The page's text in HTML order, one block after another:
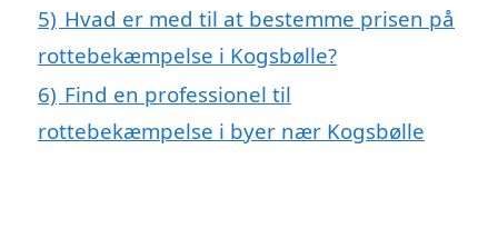
5) Hvad er med til at bestemme prisen på
rottebekæmpelse i Kogsbølle?
6) Find en professionel til
rottebekæmpelse i byer nær Kogsbølle